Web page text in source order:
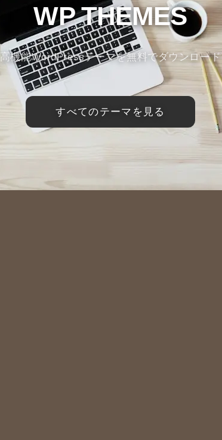
WP THEMES
高機能WordPressテーマを無料でダウンロード
すべてのテーマを見る